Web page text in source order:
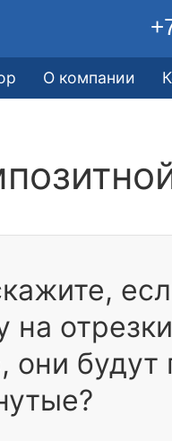
О компании
на
они